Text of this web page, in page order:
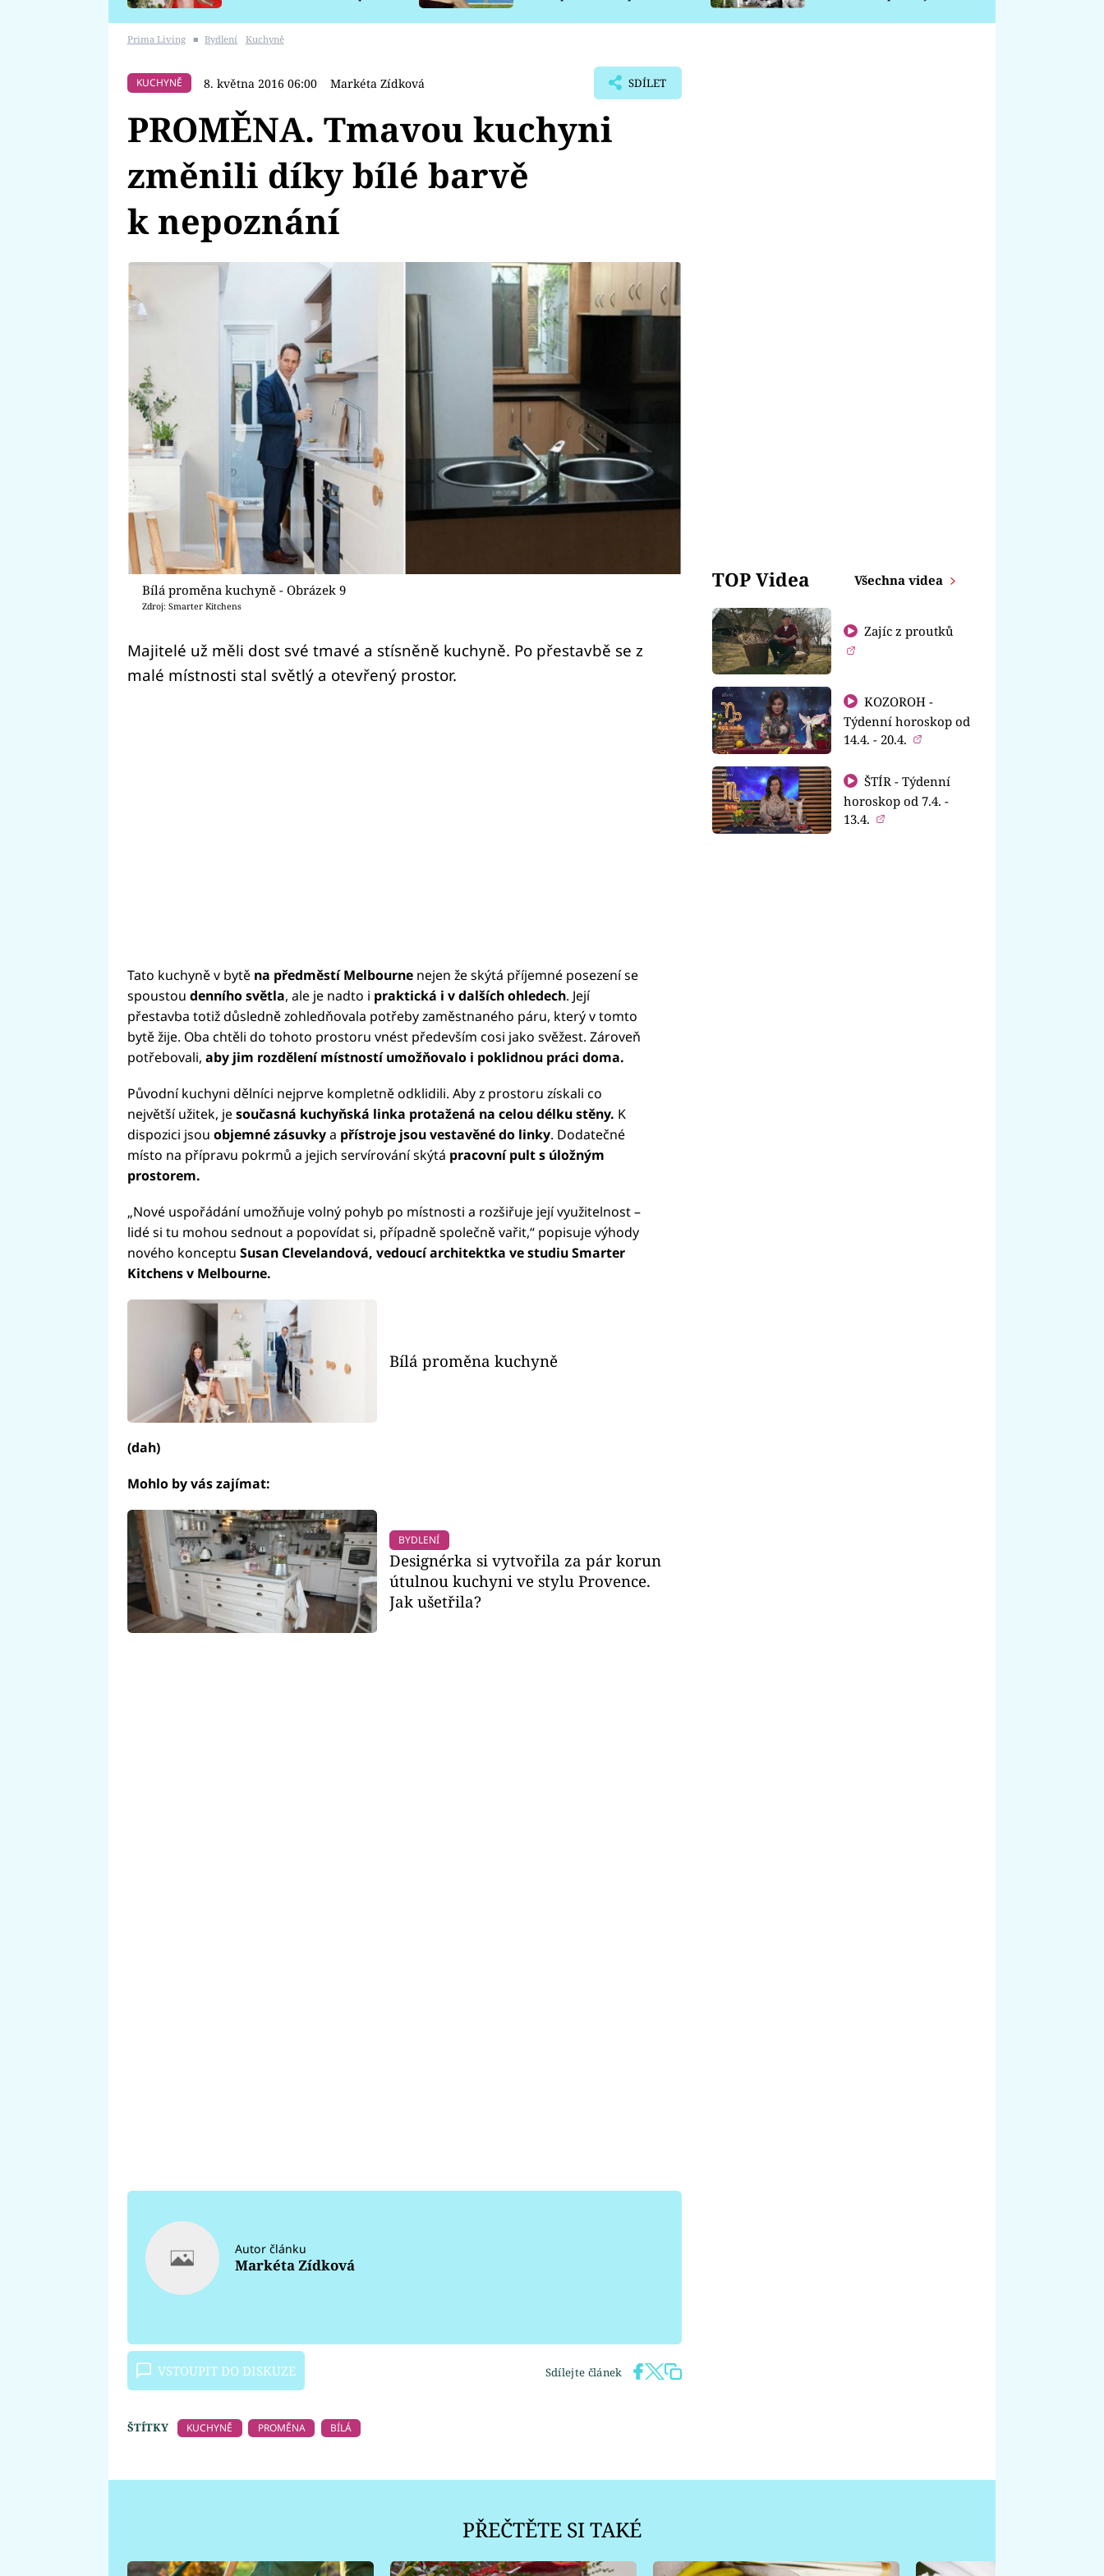
Prima Living ■ Bydlení Kuchyně
KUCHYNĚ 8. května 2016 06:00 Markéta Zídková SDÍLET
PROMĚNA. Tmavou kuchyni
změnili díky bílé barvě
k nepoznání
Bílá proměna kuchyně - Obrázek 9
Zdroj: Smarter Kitchens
Majitelé už měli dost své tmavé a stísněně kuchyně. Po přestavbě se z
malé místnosti stal světlý a otevřený prostor.
Tato kuchyně v bytěna předměstí Melbournenejen že skýtá příjemné posezení se
spoustou denního světla, ale je nadto i praktická i v dalších ohledech. Její
přestavba totiž důsledně zohledňovala potřeby zaměstnaného páru, který v tomto
bytě žije. Oba chtěli do tohoto prostoru vnést především cosi jako svěžest. Zároveň
potřebovali, aby jim rozdělení místností umožňovalo i poklidnou práci doma.
Původní kuchyni dělníci nejprve kompletně odklidili. Aby z prostoru získali co
největší užitek, jesoučasná kuchyňská linka protažená na celou délku stěny. K
dispozici jsou objemné zásuvkya přístroje jsou vestavěné do linky. Dodatečné
místo na přípravu pokrmů a jejich servírování skýtá pracovní pult s úložným
prostorem.
„Nové uspořádání umožňuje volný pohyb po místnosti a rozšiřuje její využitelnost –
lidé si tu mohou sednout a popovídat si, případně společně vařit,“ popisuje výhody
nového konceptu Susan Clevelandová, vedoucí architektka ve studiu Smarter
Kitchens v Melbourne.
Bílá proměna kuchyně
(dah)
Mohlo by vás zajímat:
BYDLENÍ
Designérka si vytvořila za pár korun
útulnou kuchyni ve stylu Provence.
Jak ušetřila?
Autor článku
Markéta Zídková
VSTOUPIT DO DISKUZE Sdílejte článek
ŠTÍTKY KUCHYNĚ PROMĚNA BÍLÁ
TOP Videa Všechna videa
Zajíc z proutků
KOZOROH -
Týdenní horoskop od
14.4. - 20.4.
ŠTÍR - Týdenní
horoskop od 7.4. -
13.4.
PŘEČTĚTE SI TAKÉ